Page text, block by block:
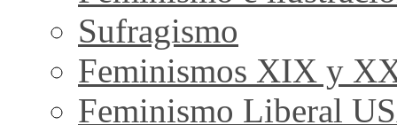
Sufragismo
Feminismos XIX y
Feminismo Liberal